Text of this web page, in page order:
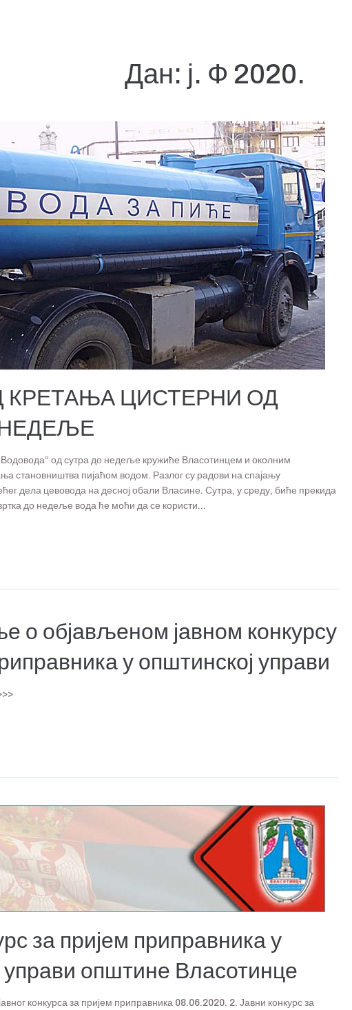
Дан: ј. Ф 2020.
КРЕТАЊА ЦИСТЕРНИ ОД
од сутра до недеље кружиће Власотинцем и околним
становништва пијаћом водом. Разлог су радови на спајању
дела цевовода на десној обали Власине. Сутра, у среду, биће прекида
до недеље вода ће моћи да се користи...
о објављеном јавном конкурсу
у општинској управи
за пријем приправника у
управи општине Власотинце
конкурса за пријем приправника 08.06.2020. 2. Јавни конкурс за